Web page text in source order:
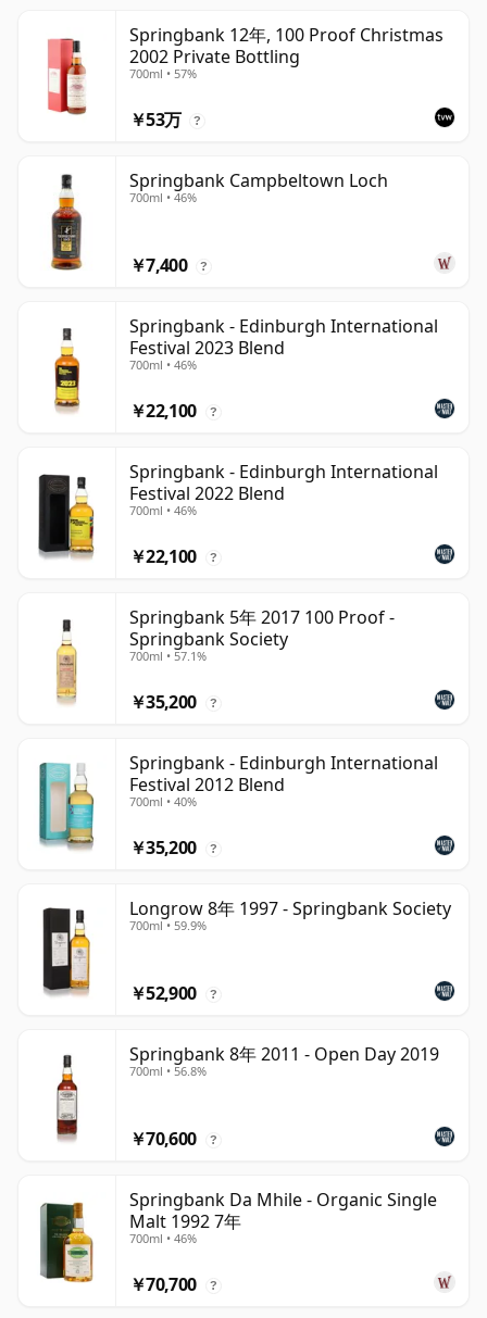
Springbank 12年, 100 Proof Christmas
2002 Private Bottling
700ml • 57%
￥53万 ?
Springbank Campbeltown Loch
700ml • 46%
￥7,400 ?
Springbank - Edinburgh International
Festival 2023 Blend
700ml • 46%
￥22,100 ?
Springbank - Edinburgh International
Festival 2022 Blend
700ml • 46%
￥22,100 ?
Springbank 5年 2017 100 Proof -
Springbank Society
700ml • 57.1%
￥35,200 ?
Springbank - Edinburgh International
Festival 2012 Blend
700ml • 40%
￥35,200 ?
Longrow 8年 1997 - Springbank Society
700ml • 59.9%
￥52,900 ?
Springbank 8年 2011 - Open Day 2019
700ml • 56.8%
￥70,600 ?
Springbank Da Mhile - Organic Single
Malt 1992 7年
700ml • 46%
￥70,700 ?